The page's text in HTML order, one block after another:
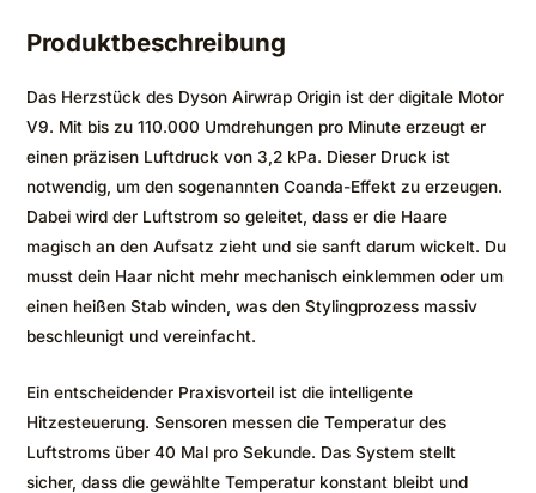
Produktbeschreibung
Das Herzstück des Dyson Airwrap Origin ist der digitale Motor
V9. Mit bis zu 110.000 Umdrehungen pro Minute erzeugt er
einen präzisen Luftdruck von 3,2 kPa. Dieser Druck ist
notwendig, um den sogenannten Coanda-Effekt zu erzeugen.
Dabei wird der Luftstrom so geleitet, dass er die Haare
magisch an den Aufsatz zieht und sie sanft darum wickelt. Du
musst dein Haar nicht mehr mechanisch einklemmen oder um
einen heißen Stab winden, was den Stylingprozess massiv
beschleunigt und vereinfacht.
Ein entscheidender Praxisvorteil ist die intelligente
Hitzesteuerung. Sensoren messen die Temperatur des
Luftstroms über 40 Mal pro Sekunde. Das System stellt
sicher, dass die gewählte Temperatur konstant bleibt und